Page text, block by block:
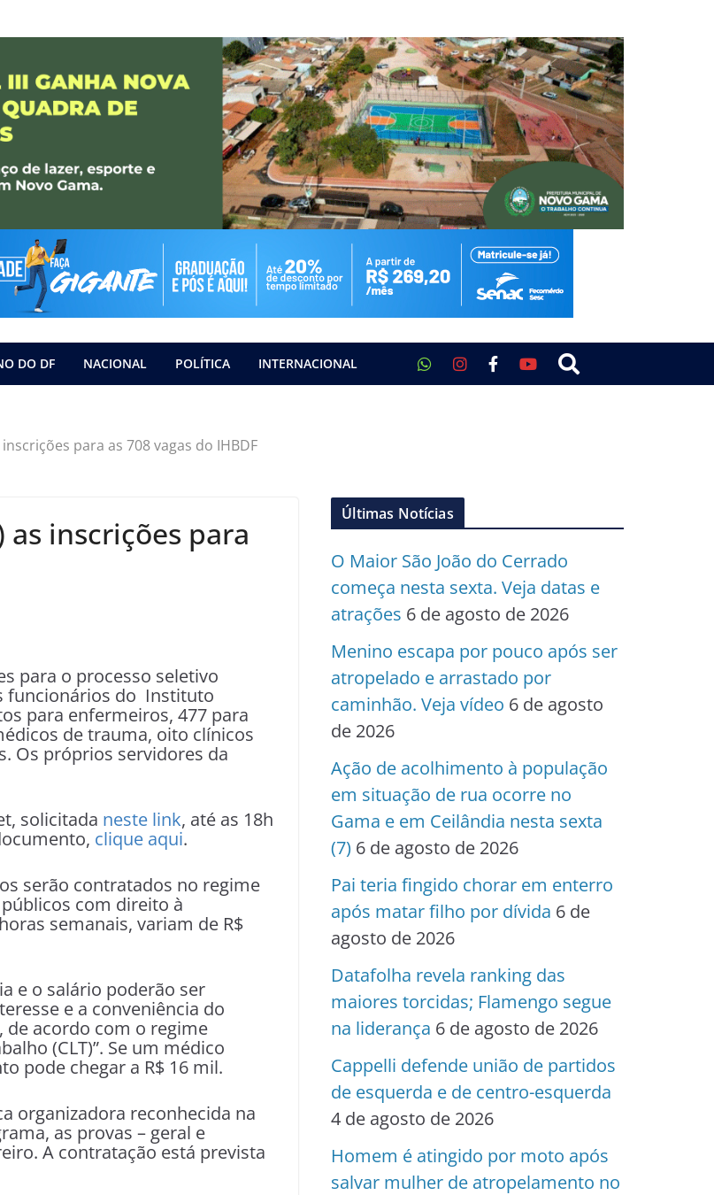
DO DF NACIONAL POLÍTICA INTERNACIONAL
para as 708 vagas do IHBDF
inscrições para
para o processo seletivo
funcionários do Instituto
para enfermeiros, 477 para
de trauma, oito clínicos
Os próprios servidores da
solicitada neste link, até as 18h
clique aqui.
serão contratados no regime
com direito à
semanais, variam de R$
e o salário poderão ser
e a conveniência do
de acordo com o regime
(CLT)”. Se um médico
pode chegar a R$ 16 mil.
organizadora reconhecida na
as provas – geral e
A contratação está prevista
Últimas Notícias
O Maior São João do Cerrado
começa nesta sexta. Veja datas e
atrações 6 de agosto de 2026
Menino escapa por pouco após ser
atropelado e arrastado por
caminhão. Veja vídeo 6 de agosto
de 2026
Ação de acolhimento à população
em situação de rua ocorre no
Gama e em Ceilândia nesta sexta
(7) 6 de agosto de 2026
Pai teria fingido chorar em enterro
após matar filho por dívida 6 de
agosto de 2026
Datafolha revela ranking das
maiores torcidas; Flamengo segue
na liderança 6 de agosto de 2026
Cappelli defende união de partidos
de esquerda e de centro-esquerda
4 de agosto de 2026
Homem é atingido por moto após
salvar mulher de atropelamento no